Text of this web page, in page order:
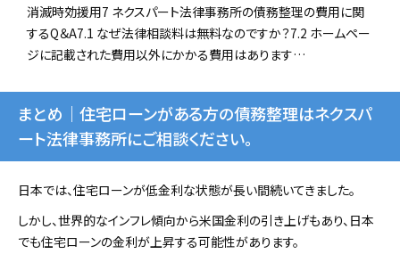
消滅時効援用7 ネクスパート法律事務所の債務整理の費用に関
するQ＆A7.1 なぜ法律相談料は無料なのですか？7.2 ホームペー
ジに記載された費用以外にかかる費用はあります…
まとめ｜住宅ローンがある方の債務整理はネクスパ
ート法律事務所にご相談ください。
日本では、住宅ローンが低金利な状態が長い間続いてきました。
しかし、世界的なインフレ傾向から米国金利の引き上げもあり、日本
でも住宅ローンの金利が上昇する可能性があります。